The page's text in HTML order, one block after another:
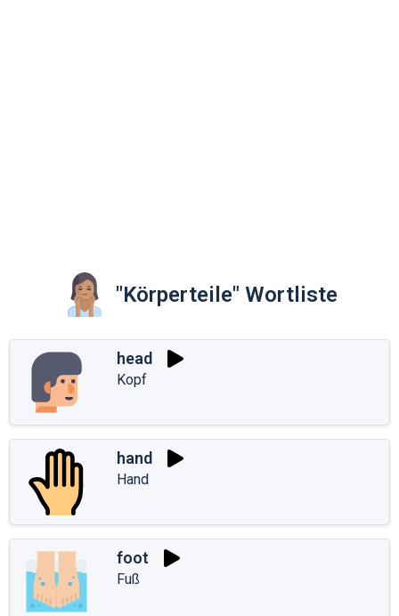
"Körperteile" Wortliste
head
Kopf
hand
Hand
foot
Fuß